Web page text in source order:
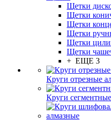
Щетки
Щетки
Щетки
Щетки
Щетки
Щетки
+ ЕЩЕ 3
Круги отрезные
Круги